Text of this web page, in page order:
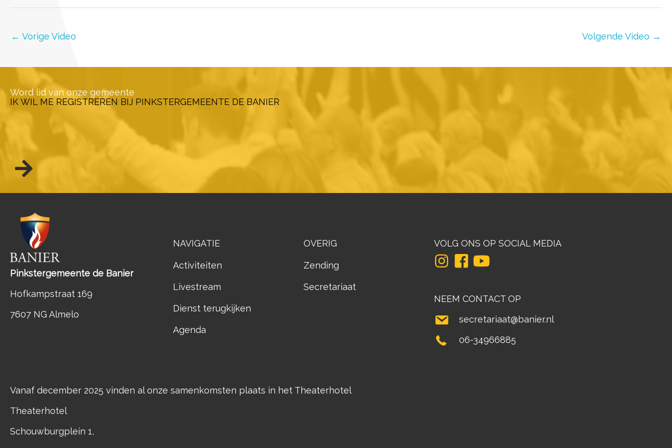
← Vorige Video Volgende Video →
Word lid van onze gemeente
IK WIL ME REGISTREREN BIJ PINKSTERGEMEENTE DE BANIER
Pinkstergemeente de Banier
Hofkampstraat 169
7607 NG Almelo
NAVIGATIE
Activiteiten
Livestream
Dienst terugkijken
Agenda
OVERIG
Zending
Secretariaat
VOLG ONS OP SOCIAL MEDIA
NEEM CONTACT OP
secretariaat@banier.nl
06-34966885
Vanaf december 2025 vinden al onze samenkomsten plaats in het Theaterhotel
Theaterhotel
Schouwburgplein 1,